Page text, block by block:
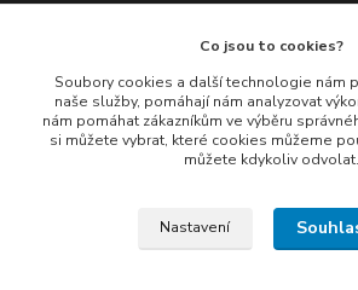
+420 777 461 661
(Po-Pá, 8-16 hod.)
info@balimespolu.cz
Co jsou to cookies?
Soubory cookies a další technologie nám
naše služby, pomáhají nám analyzovat
nám pomáhat zákazníkům ve výběru
si můžete vybrat, které cookies můžeme
můžete kdykoliv odvolat.
Nastavení